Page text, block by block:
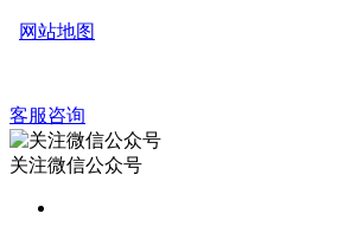
网站地图
客服咨询
关注微信公众号